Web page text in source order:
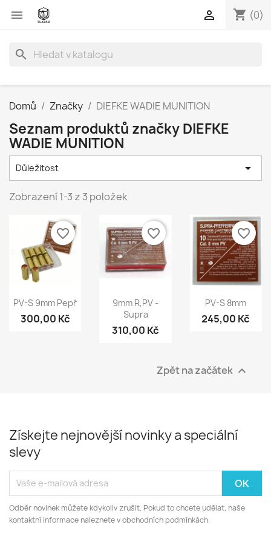
 shopping_cart (0)

search
Domů Značky DIEFKE WADIE MUNITION
Seznam produktů značky DIEFKE
WADIE MUNITION
Důležitost 
Zobrazení 1-3 z 3 položek
PV-S 9mm Pepř
300,00 Kč
favorite_border
9mm R,PV -
Supra
310,00 Kč
favorite_border
PV-S 8mm
245,00 Kč
favorite_border
Zpět na začátek 
Získejte nejnovější novinky a speciální
slevy
Odběr novinek můžete kdykoliv zrušit. Pokud to chcete udělat, naše
kontaktní informace naleznete v obchodních podmínkách.